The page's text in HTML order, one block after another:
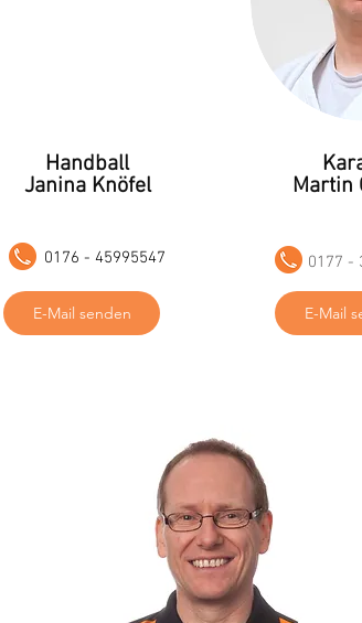
Handball
Janina Knöfel
E-Mail senden
Martin
E-Mail
0177 -
0176 - 45995547